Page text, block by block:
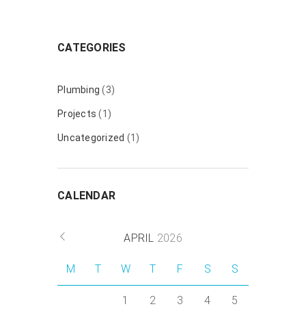
CATEGORIES
Plumbing (3)
Projects (1)
Uncategorized (1)
CALENDAR
APRIL 2026
M T W T F S S
1 2 3 4 5